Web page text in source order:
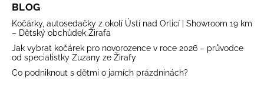
BLOG
Kočárky, autosedačky z okolí Ústí nad Orlicí | Showroom 19 km
– Dětský obchůdek Žirafa
Jak vybrat kočárek pro novorozence v roce 2026 – průvodce
od specialistky Zuzany ze Žirafy
Co podniknout s dětmi o jarních prázdninách?